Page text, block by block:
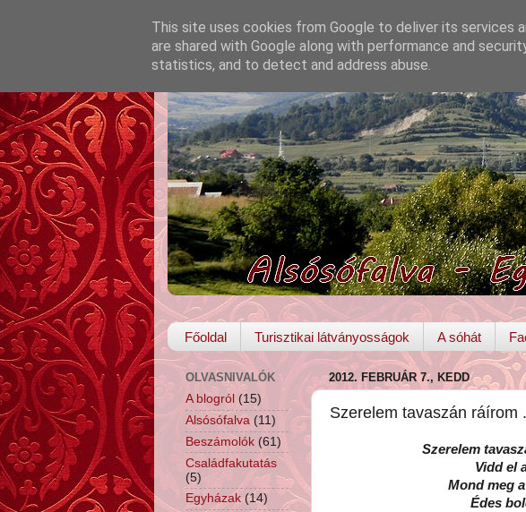
Főoldal Turisztikai látványosságok A sóhát
2012. FEBRUÁR 7., KEDD
Szerelem tavaszán ráírom
Szerelem
Vidd el
Mond meg
Édes
OLVASNIVALÓK
A blogról (15)
Alsósófalva (11)
Beszámolók (61)
Családfakutatás
(5)
Egyházak (14)
This site uses cookies from Google to deliver its services
are shared with Google along with performance and
statistics, and to detect and address abuse.